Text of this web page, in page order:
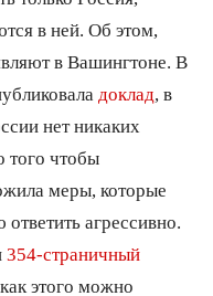
в ней. Об этом,
в Вашингтоне. В
доклад , в
нет никаких
того чтобы
меры, которые
агрессивно.
354-страничный
этого можно